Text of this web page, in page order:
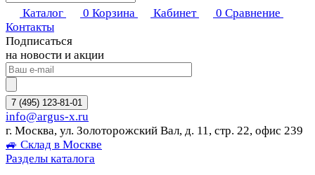
Каталог 0 Корзина Кабинет 0 Сравнение
Контакты
Подписаться
на новости и акции
7 (495) 123-81-01
info@argus-x.ru
г. Москва, ул. Золоторожский Вал, д. 11, стр. 22, офис 239
🚙 Склад в Москве
Разделы каталога